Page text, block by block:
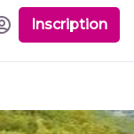
Inscription